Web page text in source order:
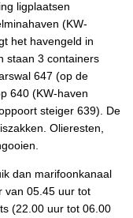
ligplaatsen
(KW-
het havengeld in
staan 3 containers
647 (op de
640 (KW-haven
steiger 639). De
Olieresten,
dan marifoonkanaal
van 05.45 uur tot
(22.00 uur tot 06.00